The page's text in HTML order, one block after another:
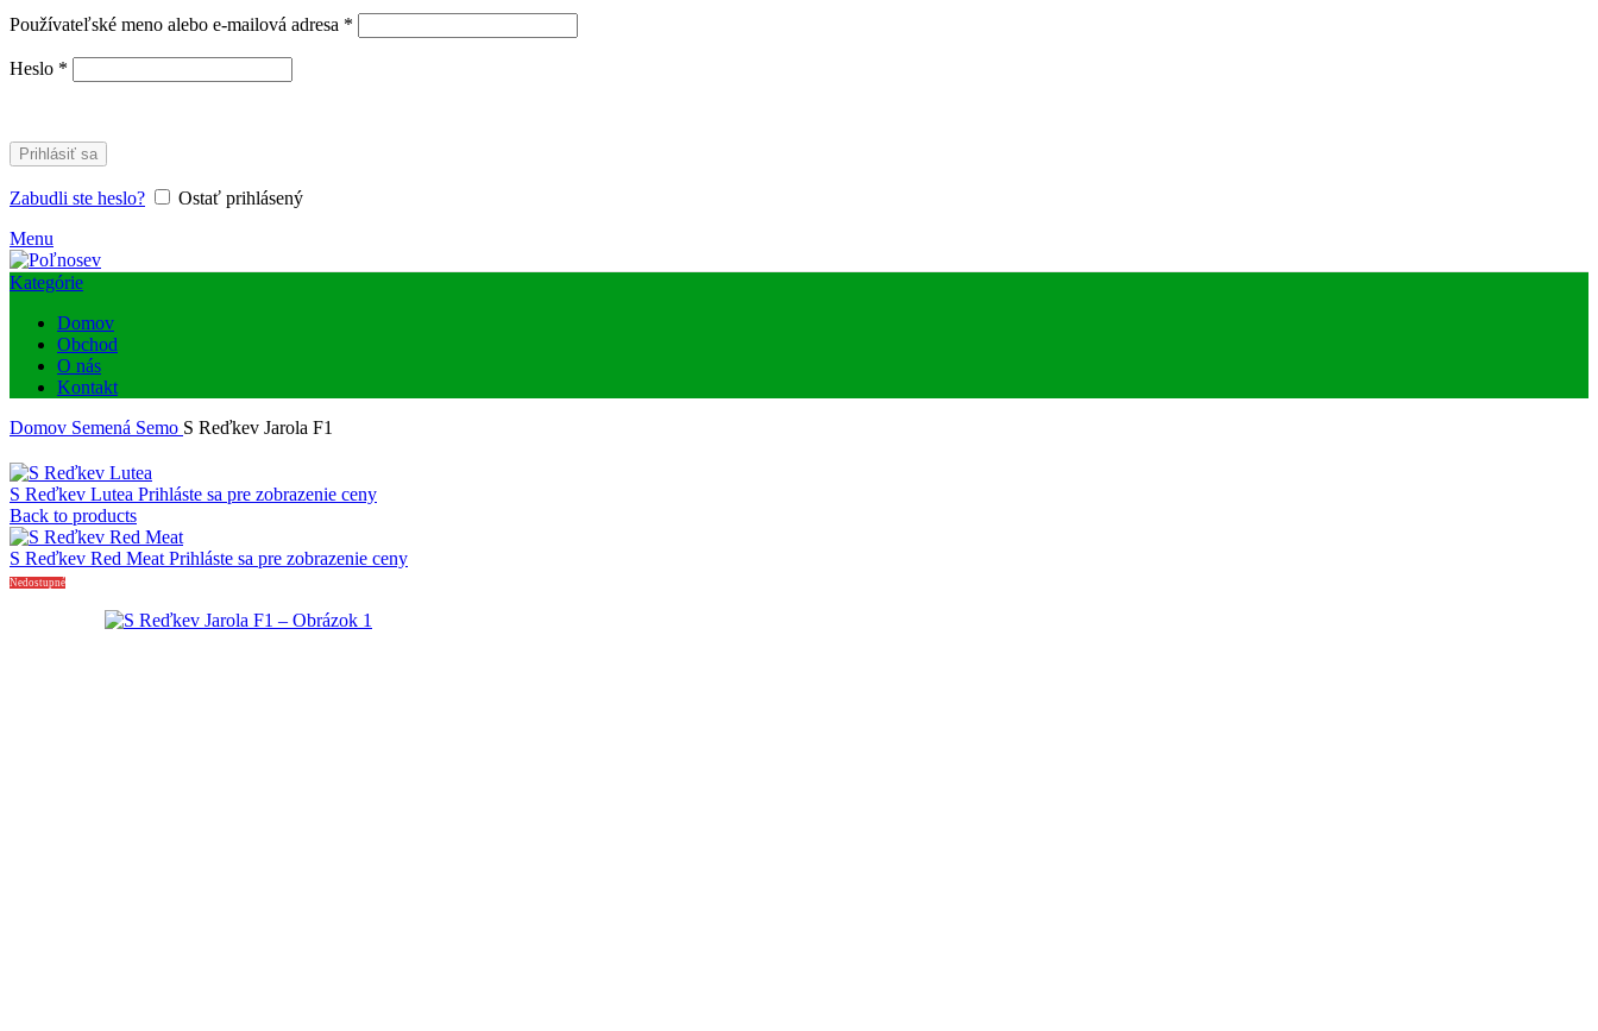
Používateľské meno alebo e-mailová adresa *
Heslo *
Prihlásiť sa
Zabudli ste heslo?
Ostať prihlásený
Menu
Kategórie
Domov
Obchod
O nás
Kontakt
Domov Semená Semo S Reďkev Jarola F1
S Reďkev Lutea Prihláste sa pre zobrazenie ceny
Back to products
S Reďkev Red Meat Prihláste sa pre zobrazenie ceny
Nedostupné